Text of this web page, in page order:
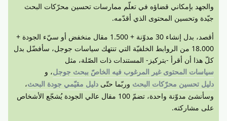
والجهد بإمكاني قضاؤه في تعلّم ممارسات تحسين محرّكات البحث
جيّدة وتحسين المحتوى الذي أقدّمه.
أقصد، بدل إنشاء 30 مدوّنة + 1.500 مقال منخفض أو سيّء الجودة +
18.000 من الروابط الخلفيّة التي تنتهك سياسات جوجل، سأفضّل بدل
كلّ هذا أن أقرأ -بتركيز- المستندات ذات الصّلة، مثل
سياسات المحتوى غير المرغوب فيه الخاصّ ببحث جوجل، و
دليل تحسين محرّكات البحث وربّما حتّى دليل مقيّمي جودة البحث،
وسأنشئ مدوّنة واحدة، تضمّ 100 مقال عالي الجودة يُشجّع الأشخاص
على مشاركته.